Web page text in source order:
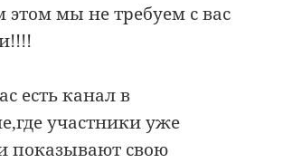
этом мы не требуем с вас
есть канал в
участники уже
показывают свою